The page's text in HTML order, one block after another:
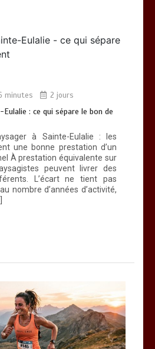
à Sainte-Eulalie : ce qui
6 minutes
minutes 2 jours
: ce qui sépare le bon de
à Sainte-Eulalie : les
une bonne prestation d’un
À prestation équivalente sur
peuvent livrer des
L’écart ne tient pas
nombre d’années d’activité,